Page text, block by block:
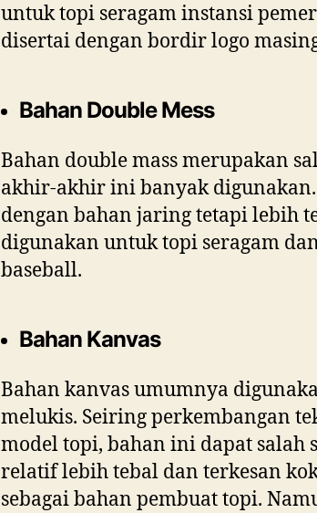
untuk topi seragam instansi
disertai dengan bordir logo
Bahan Double Mess
Bahan double mass merupakan
akhir-akhir ini banyak
dengan bahan jaring tetapi lebih
digunakan untuk topi seragam
baseball.
Bahan Kanvas
Bahan kanvas umumnya
melukis. Seiring perkembangan
model topi, bahan ini dapat salah
relatif lebih tebal dan terkesan
sebagai bahan pembuat topi.